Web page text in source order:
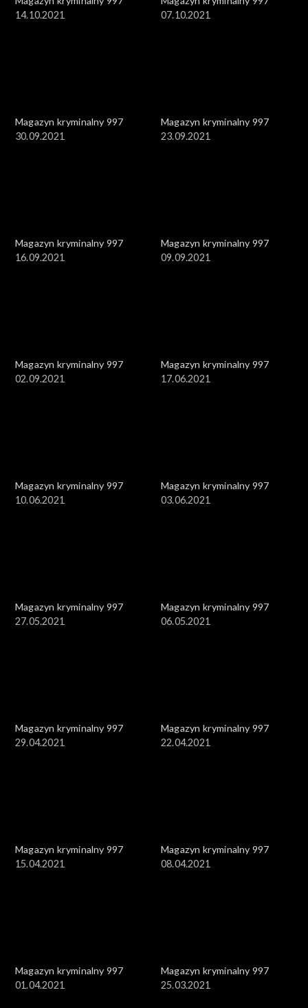
14.10.2021
07.10.2021
Magazyn kryminalny 997
30.09.2021
Magazyn kryminalny 997
23.09.2021
Magazyn kryminalny 997
16.09.2021
Magazyn kryminalny 997
09.09.2021
Magazyn kryminalny 997
02.09.2021
Magazyn kryminalny 997
17.06.2021
Magazyn kryminalny 997
10.06.2021
Magazyn kryminalny 997
03.06.2021
Magazyn kryminalny 997
27.05.2021
Magazyn kryminalny 997
06.05.2021
Magazyn kryminalny 997
29.04.2021
Magazyn kryminalny 997
22.04.2021
Magazyn kryminalny 997
15.04.2021
Magazyn kryminalny 997
08.04.2021
Magazyn kryminalny 997
01.04.2021
Magazyn kryminalny 997
25.03.2021